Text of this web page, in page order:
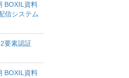
BOXIL資料
信システム
要素認証
BOXIL資料